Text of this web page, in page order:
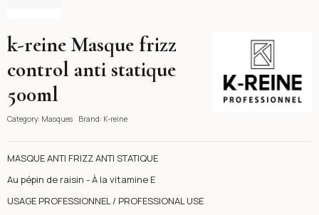
k-reine Masque frizz
control anti statique
500ml
Category: Masques Brand: K-reine
MASQUE ANTI FRIZZ ANTI STATIQUE
Au pépin de raisin - À la vitamine E
USAGE PROFESSIONNEL / PROFESSIONAL USE